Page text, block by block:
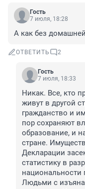
Гость
7 июля, 18:28
А как без
ОТВЕТИТЬ 2
Гость
7 июля, 18:33
Никак. Все, кто
живут в другой
гражданство и
пор сохраняют
образование, и
стране.
Декларации
статистику в
национальности
Людьми с